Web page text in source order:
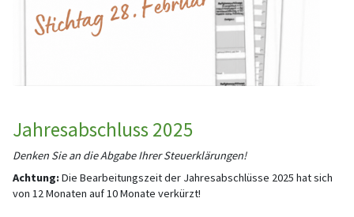
Jahresabschluss 2025
Denken Sie an die Abgabe Ihrer Steuerklärungen!
Achtung:Die Bearbeitungszeit der Jahresabschlüsse 2025 hat sich
von 12 Monaten auf 10 Monate verkürzt!